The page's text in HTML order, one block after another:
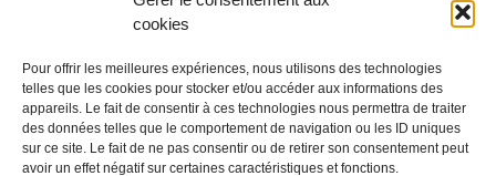
cookies
Pour offrir les meilleures expériences, nous utilisons des technologies
telles que les cookies pour stocker et/ou accéder aux informations des
appareils. Le fait de consentir à ces technologies nous permettra de traiter
des données telles que le comportement de navigation ou les ID uniques
sur ce site. Le fait de ne pas consentir ou de retirer son consentement peut
avoir un effet négatif sur certaines caractéristiques et fonctions.